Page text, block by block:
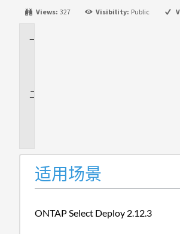
Views: 327 Visibility: Public
适用场景
ONTAP Select Deploy 2.12.3